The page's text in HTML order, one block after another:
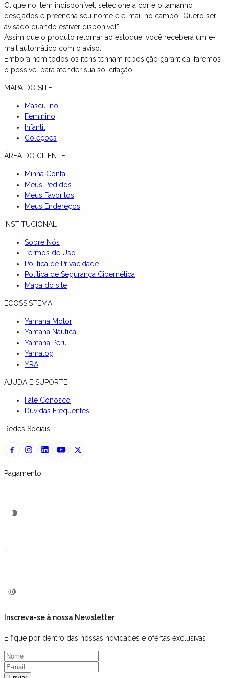
Clique no item indisponível, selecione a cor e o tamanho
desejados e preencha seu nome e e-mail no campo “Quero ser
avisado quando estiver disponível”.
Assim que o produto retornar ao estoque, você receberá um e-
mail automático com o aviso.
Embora nem todos os itens tenham reposição garantida, faremos
o possível para atender sua solicitação.
MAPA DO SITE
Masculino
Feminino
Infantil
Coleções
ÁREA DO CLIENTE
Minha Conta
Meus Pedidos
Meus Favoritos
Meus Endereços
INSTITUCIONAL
Sobre Nós
Termos de Uso
Política de Privacidade
Política de Segurança Cibernética
Mapa do site
ECOSSISTEMA
Yamaha Motor
Yamaha Náutica
Yamaha Peru
Yamalog
YRA
AJUDA E SUPORTE
Fale Conosco
Dúvidas Frequentes
Redes Sociais
Pagamento
Inscreva-se à nossa Newsletter
E fique por dentro das nossas novidades e ofertas exclusivas